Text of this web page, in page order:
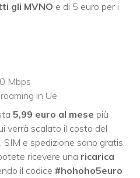
gli MVNO e di 5 euro per i
Mbps
in Ue
5,99 euro al mese più
verrà scalato il costo del
e spedizione sono gratis.
ricevere una ricarica
il codice #hohoho5euro